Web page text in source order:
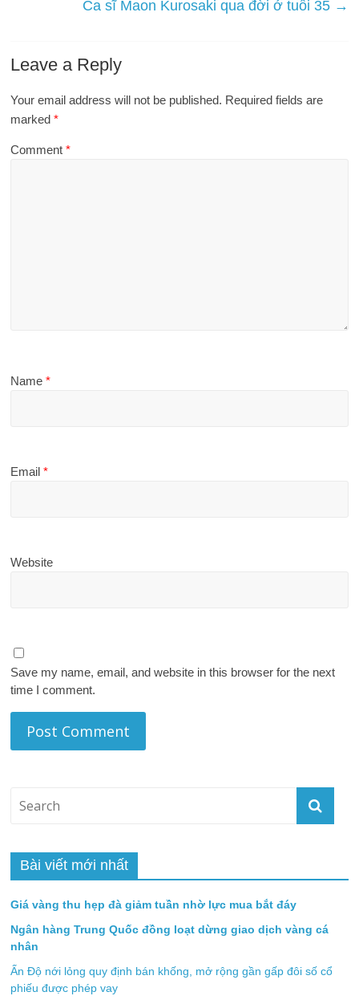
Ca sĩ Maon Kurosaki qua đời ở tuổi 35 →
Leave a Reply
Your email address will not be published. Required fields are
marked*
Comment*
Name*
Email*
Website
Save my name, email, and website in this browser for the next
time I comment.
Bài viết mới nhất
Giá vàng thu hẹp đà giảm tuần nhờ lực mua bắt đáy
Ngân hàng Trung Quốc đồng loạt dừng giao dịch vàng cá
nhân
Ấn Độ nới lỏng quy định bán khống, mở rộng gần gấp đôi số cổ
phiếu được phép vay